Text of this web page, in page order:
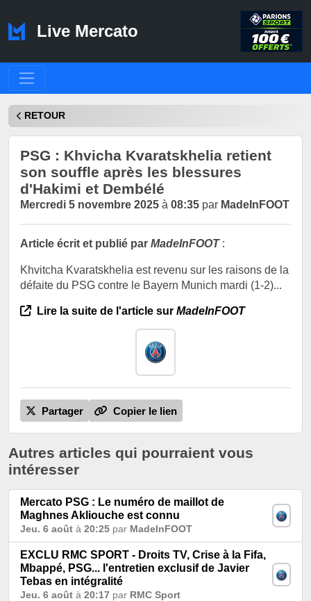
Live Mercato
RETOUR
PSG : Khvicha Kvaratskhelia retient
son souffle après les blessures
d'Hakimi et Dembélé
Mercredi 5 novembre 2025 à 08:35 par MadeInFOOT
Article écrit et publié par MadeInFOOT:
Khvitcha Kvaratskhelia est revenu sur les raisons de la
défaite du PSG contre le Bayern Munich mardi (1-2)...
Lire la suite de l'article sur MadeInFOOT
Partager Copier le lien
Autres articles qui pourraient vous
intéresser
Mercato PSG : Le numéro de maillot de
Maghnes Akliouche est connu
Jeu. 6 août à 20:25 par MadeInFOOT
EXCLU RMC SPORT - Droits TV, Crise à la Fifa,
Mbappé, PSG... l'entretien exclusif de Javier
Tebas en intégralité
Jeu. 6 août à 20:17 par RMC Sport